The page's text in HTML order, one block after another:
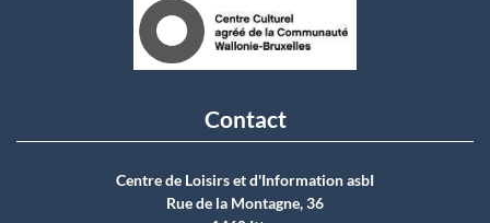
Contact
Centre de Loisirs et d'Information asbI
Rue de la Montagne, 36